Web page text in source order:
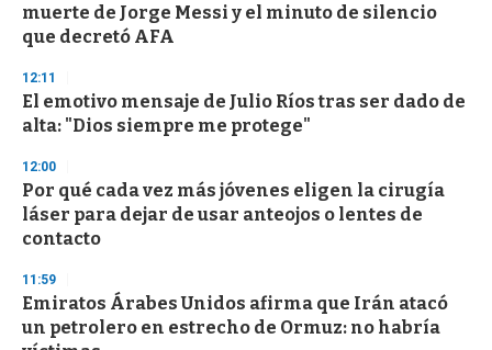
muerte de Jorge Messi y el minuto de silencio
que decretó AFA
12:11
El emotivo mensaje de Julio Ríos tras ser dado de
alta: "Dios siempre me protege"
12:00
Por qué cada vez más jóvenes eligen la cirugía
láser para dejar de usar anteojos o lentes de
contacto
11:59
Emiratos Árabes Unidos afirma que Irán atacó
un petrolero en estrecho de Ormuz: no habría